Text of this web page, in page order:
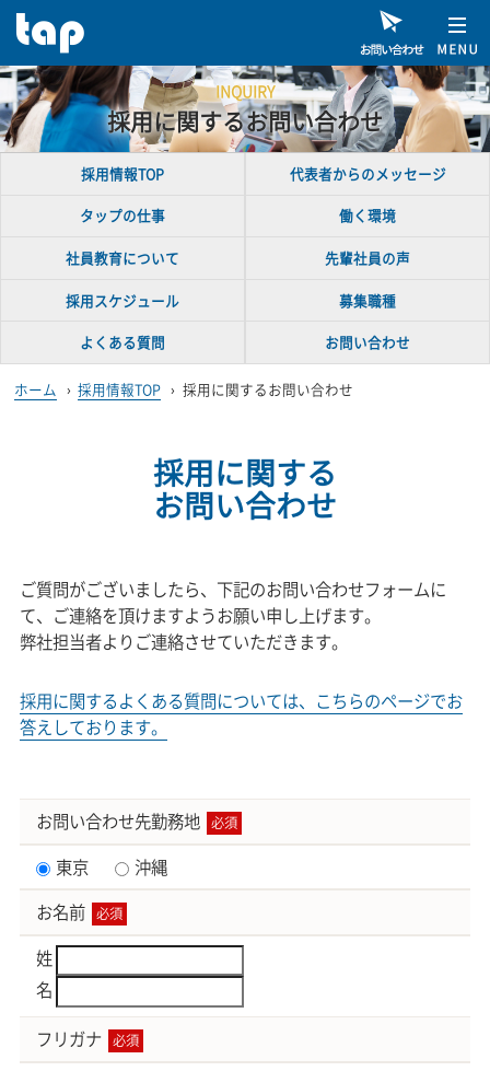
INQUIRY
採用に関するお問い合わせ
採用情報TOP 代表者からのメッセージ
タップの仕事 働く環境
社員教育について 先輩社員の声
採用スケジュール 募集職種
よくある質問 お問い合わせ
ホーム › 採用情報TOP › 採用に関するお問い合わせ
採用に関する
お問い合わせ
ご質問がございましたら、下記のお問い合わせフォームに
て、ご連絡を頂けますようお願い申し上げます。
弊社担当者よりご連絡させていただきます。
採用に関するよくある質問については、こちらのページでお
答えしております。
お問い合わせ先勤務地 必須
東京
沖縄
お名前 必須
姓
名
フリガナ
必須